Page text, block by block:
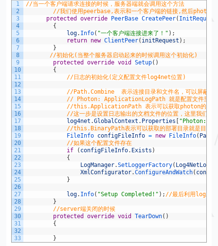
1
2
3
4
5
6
7
8
9
10
11
12
13
14
15
16
17
18
19
20
21
22
23
24
25
26
27
28
29
30
31
32
33
//当一个客户端请求连接的时候，服务器端就会调用这个方法
//我们使用peerbase,表示和一个客户端的链接,然后photon
protected
override PeerBase CreatePeer(
{
log. Info( "一个客户端连接进来了！" ) ;
return new ClientPeer( initRequest ) ;
}
//初始化(当整个服务器启动起来的时候调用这个初始化)
protected
override void Setup( )
{
//日志的初始化(定义配置文件log4net位置)
//Path.Combine  表示连接目录和文件名，可以屏蔽平
// Photon: ApplicationLogPath 就是配置文件里面
//this.ApplicationPath 表示可以获取photon的根目
//这一步是设置日志输出的文档文件的位置，这里我
log4net .GlobalContext . Properties
//this.BinaryPath表示可以获取的部署目录就是目
FileInfo configFileInfo = new FileInfo( Path
//如果这个配置文件存在
if
( configFileInfo. Exists )
{
LogManager.SetLoggerFactory(
XmlConfigurator.ConfigureAndWatch(
}
log. Info( "Setup Completed!" ) ; //最后利用log对象
}
//server端关闭的时候
protected
override void TearDown( )
{
}